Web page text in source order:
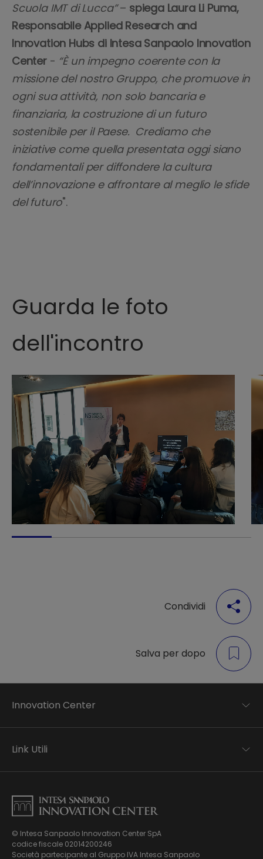
Scuola IMT di Lucca”– spiega Laura Li Puma,
Responsabile Applied Research and
Innovation Hubs di Intesa Sanpaolo Innovation
Center- “È un impegno coerente con la
missione del nostro Gruppo, che promuove in
ogni sua attività, non solo bancaria e
finanziaria, la costruzione di un futuro
sostenibile per il Paese. Crediamo che
iniziative come quella presentata oggi siano
fondamentali per diffondere la cultura
dell’innovazione e affrontare al meglio le sfide
del futuro".
Guarda le foto
dell'incontro
Condividi
Salva per dopo
© Intesa Sanpaolo Innovation Center SpA
codice fiscale 02014200246
Società partecipante al Gruppo IVA Intesa Sanpaolo
Innovation Center
Applied research
Business transformation
Chi siamo
News ed Eventi
Link Utili
Informativa Privacy
Informativa Privacy Careers
Privacy e Cookie Policy
Mappa del sito
Whistleblowing